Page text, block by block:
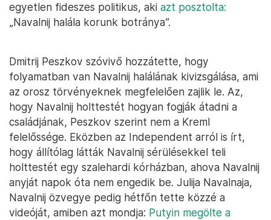
egyetlen fideszes politikus, aki azt posztolta:
„Navalnij halála korunk botránya”.
Dmitrij Peszkov szóvivő hozzátette, hogy
folyamatban van Navalnij halálának kivizsgálása, ami
az orosz törvényeknek megfelelően zajlik le. Az,
hogy Navalnij holttestét hogyan fogják átadni a
családjának, Peszkov szerint nem a Kreml
felelőssége. Eközben az Independent arról is írt,
hogy állítólag látták Navalnij sérülésekkel teli
holttestét egy szalehardi kórházban, ahova Navalnij
anyját napok óta nem engedik be. Julija Navalnaja,
Navalnij özvegye pedig hétfőn tette közzé a
videóját, amiben azt mondja: Putyin megölte a